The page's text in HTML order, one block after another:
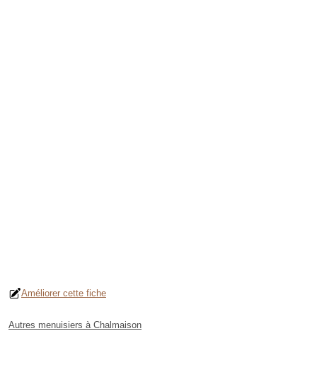
Améliorer cette fiche
Autres menuisiers à Chalmaison